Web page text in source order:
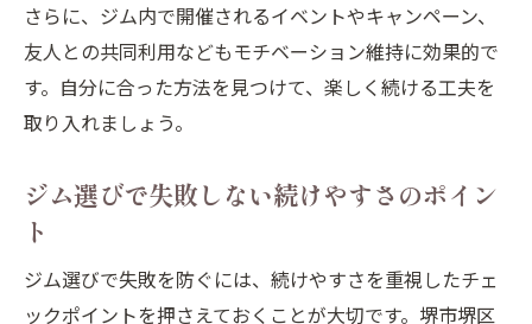
さらに、ジム内で開催されるイベントやキャンペーン、
友人との共同利用などもモチベーション維持に効果的で
す。自分に合った方法を見つけて、楽しく続ける工夫を
取り入れましょう。
ジム選びで失敗しない続けやすさのポイン
ト
ジム選びで失敗を防ぐには、続けやすさを重視したチェ
ックポイントを押さえておくことが大切です。堺市堺区